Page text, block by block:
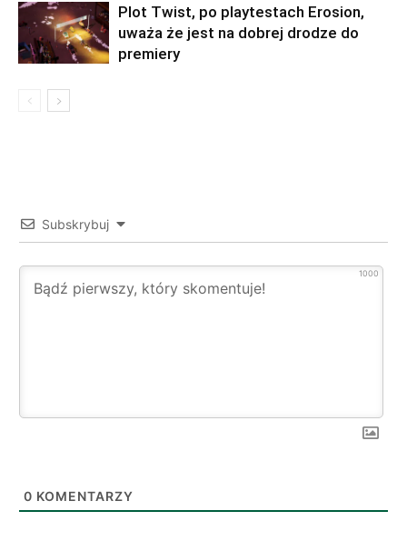
Plot Twist, po playtestach Erosion,
uważa że jest na dobrej drodze do
premiery
Subskrybuj
1000
0 KOMENTARZY